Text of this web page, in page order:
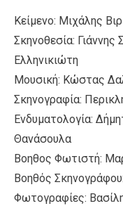
Κείμενο: Μιχάλης
Σκηνοθεσία:
Ελληνικιώτη
Μουσική: Κώστας
Σκηνογραφία:
Eνδυματολογία:
Θανάσουλα
Βοηθος Φωτιστή:
Βοηθός
Φωτογραφίες: